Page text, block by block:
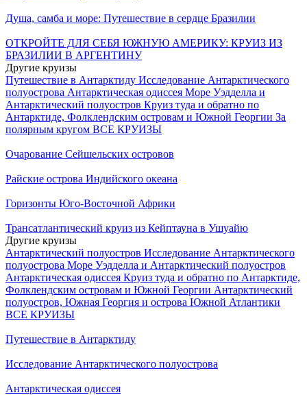
Душа, самба и море: Путешествие в сердце Бразилии
ОТКРОЙТЕ ДЛЯ СЕБЯ ЮЖНУЮ АМЕРИКУ: КРУИЗ ИЗ
БРАЗИЛИИ В АРГЕНТИНУ
Другие круизы
Путешествие в Антарктиду Исследование Антарктического
полуострова Антарктическая одиссея Море Уэдделла и
Антарктический полуостров Круиз туда и обратно по
Антарктиде, Фолклендским островам и Южной Георгии За
полярным кругом ВСЕ КРУИЗЫ
Очарование Сейшельских островов
Райские острова Индийского океана
Горизонты Юго-Восточной Африки
Трансатлантический круиз из Кейптауна в Ушуайю
Другие круизы
Антарктический полуостров Исследование Антарктического
полуострова Море Уэдделла и Антарктический полуостров
Антарктическая одиссея Круиз туда и обратно по Антарктиде,
Фолклендским островам и Южной Георгии Антарктический
полуостров, Южная Георгия и острова Южной Атлантики
ВСЕ КРУИЗЫ
Путешествие в Антарктиду
Исследование Антарктического полуострова
Антарктическая одиссея